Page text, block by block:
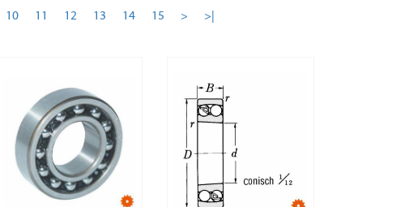
10 11 12 13 14 15 >
>|